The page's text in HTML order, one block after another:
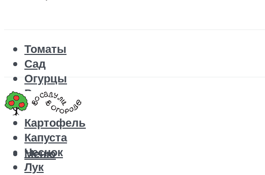
Томаты
Сад
Огурцы
Рецепты
Перец
Картофель
Капуста
Чеснок
Лук
Меню